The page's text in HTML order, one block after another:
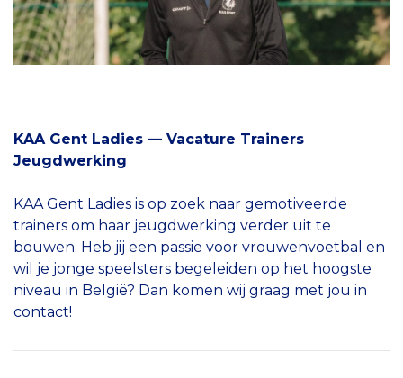
KAA Gent Ladies — Vacature Trainers
Jeugdwerking
KAA Gent Ladies is op zoek naar gemotiveerde
trainers om haar jeugdwerking verder uit te
bouwen. Heb jij een passie voor vrouwenvoetbal en
wil je jonge speelsters begeleiden op het hoogste
niveau in België? Dan komen wij graag met jou in
contact!